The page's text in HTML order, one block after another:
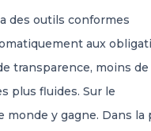
des outils conformes
aux
transparence, moins de
plus fluides. Sur le
monde y gagne. Dans la